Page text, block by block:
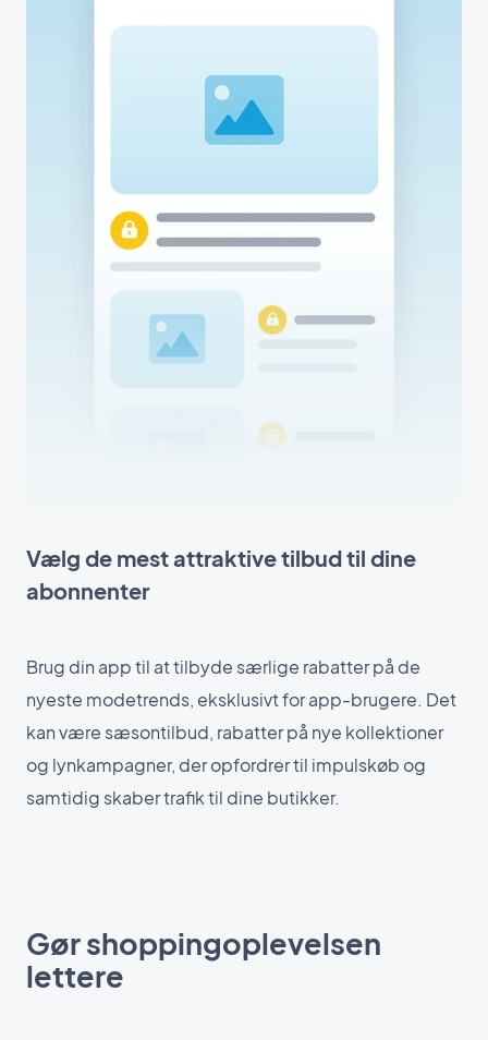
Vælg de mest attraktive tilbud til dine
abonnenter
Brug din app til at tilbyde særlige rabatter på de
nyeste modetrends, eksklusivt for app-brugere. Det
kan være sæsontilbud, rabatter på nye kollektioner
og lynkampagner, der opfordrer til impulskøb og
samtidig skaber trafik til dine butikker.
Gør shoppingoplevelsen
lettere